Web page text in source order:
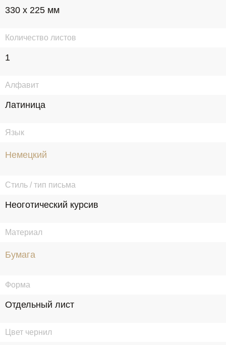
330 х 225 мм
Количество листов
1
Алфавит
Латиница
Язык
Немецкий
Стиль / тип письма
Неоготический курсив
Материал
Бумага
Форма
Отдельный лист
Цвет чернил